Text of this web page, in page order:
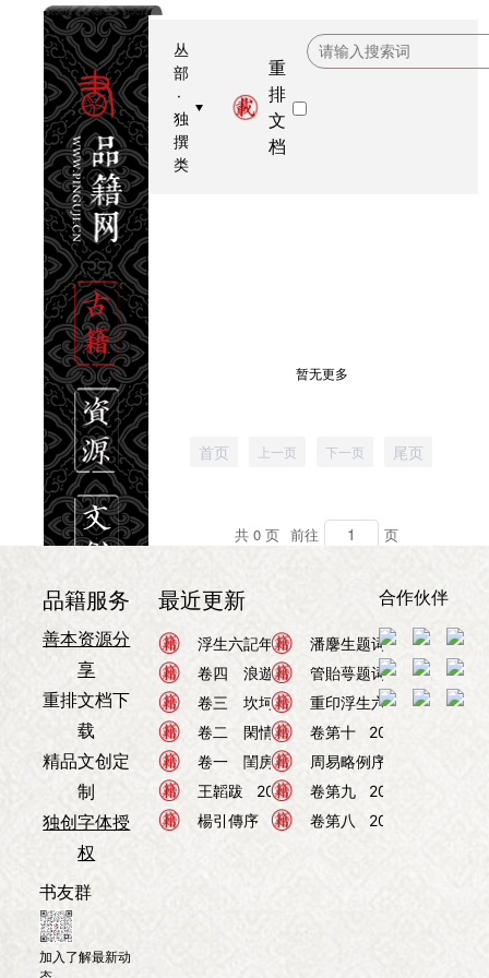
丛
部
·
独
撰
类
重
排
文
档
暂无更多
首页 上一页 下一页 尾页
共 0 页 前往 页
品籍服务
善本资源分
享
重排文档下
载
精品文创定
制
独创字体授
权
书友群
加入了解最新动
最近更新
浮生六记
浮生六記年表
2026年08月05日
浮生六记
卷四 浪遊記快
2026年08月05日
浮生六记
卷三 坎坷記愁
2026年08月05日
浮生六记
卷二 閑情記趣
2026年08月05日
浮生六记
卷一 閨房記樂
2026年08月05日
浮生六记
王韜跋
2026年08月05日
浮生六记
楊引傳序 2026年08月05日
浮生六记
潘麐生题词
2026年08
浮生六记
管貽萼题词
2026年08
浮生六记
重印浮生六記
2026年
周易
卷第十
2026年08月02
周易
周易略例序
周易
卷第九
2026年08月02
周易
卷第八 2026年08月02
合作伙伴